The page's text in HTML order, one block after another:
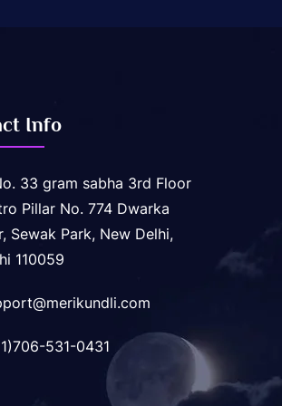
Info
33 gram sabha 3rd Floor
Pillar No. 774 Dwarka
Sewak Park, New Delhi,
110059
531-0431